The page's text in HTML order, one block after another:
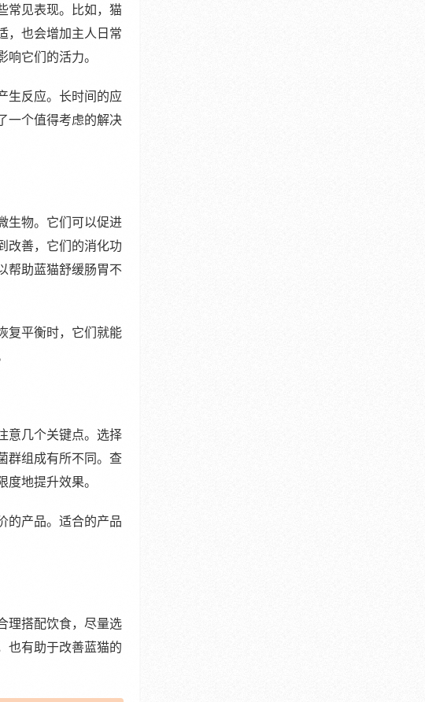
常见表现。比如，猫
，也会增加主人日常
它们的活力。
生反应。长时间的应
一个值得考虑的解决
生物。它们可以促进
改善，它们的消化功
帮助蓝猫舒缓肠胃不
复平衡时，它们就能
意几个关键点。选择
群组成有所不同。查
地提升效果。
的产品。适合的产品
理搭配饮食，尽量选
也有助于改善蓝猫的